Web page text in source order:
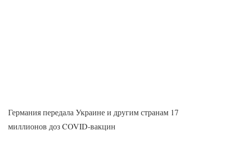
Германия передала Украине и другим странам 17
миллионов доз COVID-вакцин